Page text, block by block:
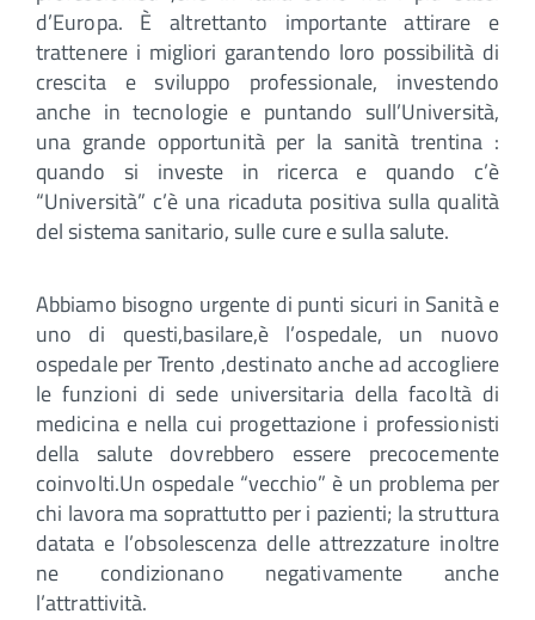
d’Europa. È altrettanto importante attirare e
trattenere i migliori garantendo loro possibilità di
crescita e sviluppo professionale, investendo
anche in tecnologie e puntando sull’Università,
una grande opportunità per la sanità trentina :
quando si investe in ricerca e quando c’è
“Università” c’è una ricaduta positiva sulla qualità
del sistema sanitario, sulle cure e sulla salute.
Abbiamo bisogno urgente di punti sicuri in Sanità e
uno di questi,basilare,è l’ospedale, un nuovo
ospedale per Trento ,destinato anche ad accogliere
le funzioni di sede universitaria della facoltà di
medicina e nella cui progettazione i professionisti
della salute dovrebbero essere precocemente
coinvolti.Un ospedale “vecchio” è un problema per
chi lavora ma soprattutto per i pazienti; la struttura
datata e l’obsolescenza delle attrezzature inoltre
ne condizionano negativamente anche
l’attrattività.